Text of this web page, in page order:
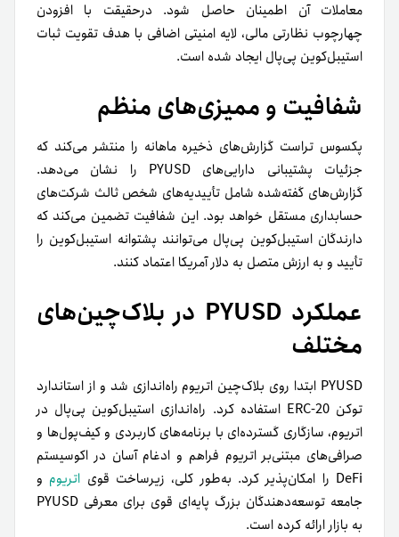
معاملات آن اطمینان حاصل شود. درحقیقت با افزودن
چهارچوب نظارتی مالی، لایه امنیتی اضافی با هدف تقویت ثبات
استیبل‌کوین پی‌پال ایجاد شده است.
شفافیت و ممیزی‌های منظم
پکسوس تراست گزارش‌های ذخیره ماهانه را منتشر می‌کند که
جزئیات پشتیبانی دارایی‌های PYUSD را نشان می‌دهد.
گزارش‌های گفته‌شده شامل تأییدیه‌های شخص ثالث شرکت‌های
حسابداری مستقل خواهد بود. این شفافیت تضمین می‌کند که
دارندگان استیبل‌کوین پی‌پال می‌توانند پشتوانه استیبل‌کوین را
تأیید و به ارزش متصل به دلار آمریکا اعتماد کنند.
عملکرد PYUSD در بلاک‌چین‌های
مختلف
PYUSD ابتدا روی بلاک‌چین اتریوم راه‌اندازی شد و از استاندارد
توکن ERC-20 استفاده کرد. راه‌اندازی استیبل‌کوین پی‌پال در
اتریوم، سازگاری گسترده‌ای با برنامه‌های کاربردی و کیف‌پول‌ها و
صرافی‌های مبتنی‌بر اتریوم فراهم و ادغام آسان در اکوسیستم
DeFi را امکان‌پذیر کرد. به‌طور کلی، زیرساخت قوی
اتریوم و
جامعه توسعه‌دهندگان بزرگ پایه‌ای قوی برای معرفی PYUSD
به بازار ارائه کرده است.